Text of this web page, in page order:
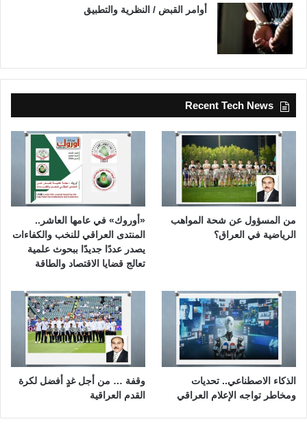
أوامر القبض / النظرية والتطبيق
Recent Tech News
من المسؤول عن شحة المواهب
الرياضية في العراق؟
«أوروك» في عامها العاشر..
المنتدى العراقي للنخب والكفاءات
يصدر عددًا جديدًا ببحوث علمية
تعالج قضايا الاقتصاد والطاقة
الذكاء الاصطناعي.. تحديات
ومخاطر تواجه الإعلام العراقي
وقفة … من أجل غدٍ أفضل لكرة
القدم العراقية